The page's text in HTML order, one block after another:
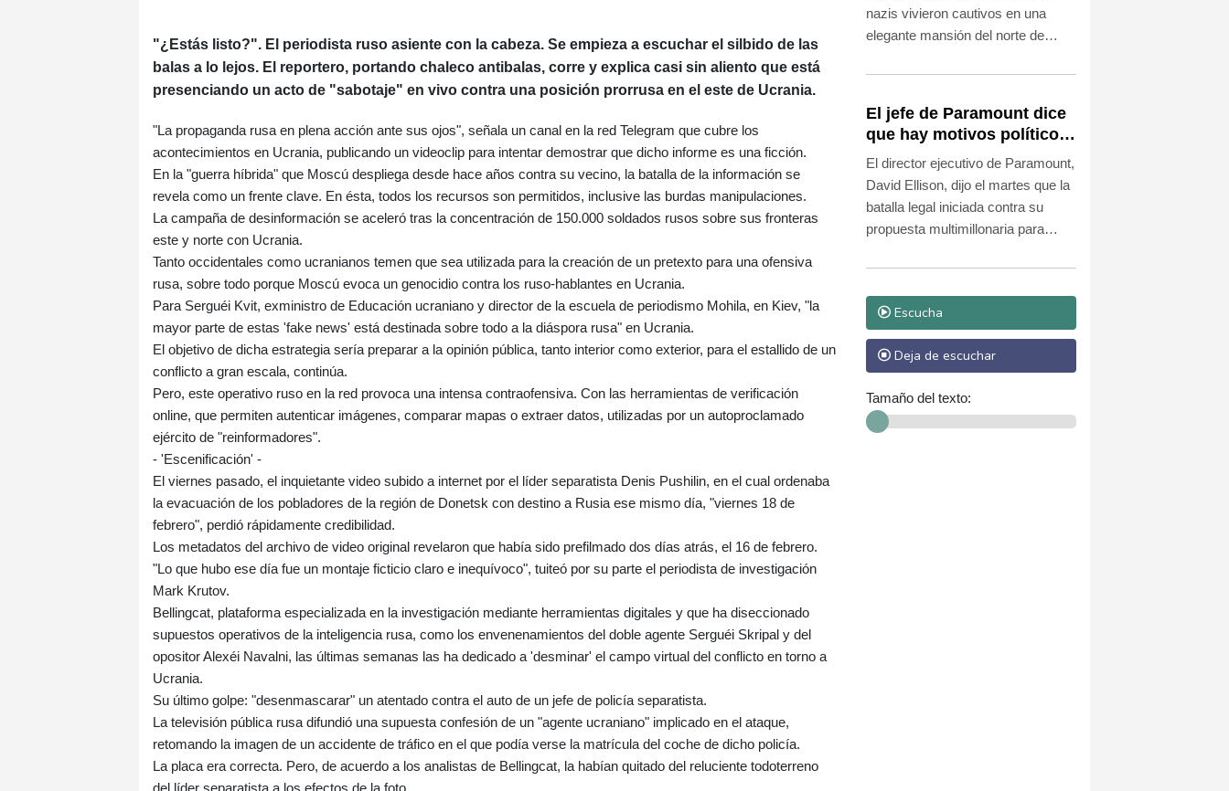
"¿Estás listo?". El periodista ruso asiente con la cabeza. Se empieza a escuchar el silbido de las
balas a lo lejos. El reportero, portando chaleco antibalas, corre y explica casi sin aliento que está
presenciando un acto de "sabotaje" en vivo contra una posición prorrusa en el este de Ucrania.
"La propaganda rusa en plena acción ante sus ojos", señala un canal en la red Telegram que cubre los
acontecimientos en Ucrania, publicando un videoclip para intentar demostrar que dicho informe es una ficción.
En la "guerra híbrida" que Moscú despliega desde hace años contra su vecino, la batalla de la información se
revela como un frente clave. En ésta, todos los recursos son permitidos, inclusive las burdas manipulaciones.
La campaña de desinformación se aceleró tras la concentración de 150.000 soldados rusos sobre sus fronteras
este y norte con Ucrania.
Tanto occidentales como ucranianos temen que sea utilizada para la creación de un pretexto para una ofensiva
rusa, sobre todo porque Moscú evoca un genocidio contra los ruso-hablantes en Ucrania.
Para Serguéi Kvit, exministro de Educación ucraniano y director de la escuela de periodismo Mohila, en Kiev, "la
mayor parte de estas 'fake news' está destinada sobre todo a la diáspora rusa" en Ucrania.
El objetivo de dicha estrategia sería preparar a la opinión pública, tanto interior como exterior, para el estallido de un
conflicto a gran escala, continúa.
Pero, este operativo ruso en la red provoca una intensa contraofensiva. Con las herramientas de verificación
online, que permiten autenticar imágenes, comparar mapas o extraer datos, utilizadas por un autoproclamado
ejército de "reinformadores".
- 'Escenificación' -
El viernes pasado, el inquietante video subido a internet por el líder separatista Denis Pushilin, en el cual ordenaba
la evacuación de los pobladores de la región de Donetsk con destino a Rusia ese mismo día, "viernes 18 de
febrero", perdió rápidamente credibilidad.
Los metadatos del archivo de video original revelaron que había sido prefilmado dos días atrás, el 16 de febrero.
"Lo que hubo ese día fue un montaje ficticio claro e inequívoco", tuiteó por su parte el periodista de investigación
Mark Krutov.
Bellingcat, plataforma especializada en la investigación mediante herramientas digitales y que ha diseccionado
supuestos operativos de la inteligencia rusa, como los envenenamientos del doble agente Serguéi Skripal y del
opositor Alexéi Navalni, las últimas semanas las ha dedicado a 'desminar' el campo virtual del conflicto en torno a
Ucrania.
Su último golpe: "desenmascarar" un atentado contra el auto de un jefe de policía separatista.
La televisión pública rusa difundió una supuesta confesión de un "agente ucraniano" implicado en el ataque,
retomando la imagen de un accidente de tráfico en el que podía verse la matrícula del coche de dicho policía.
La placa era correcta. Pero, de acuerdo a los analistas de Bellingcat, la habían quitado del reluciente todoterreno
nazis vivieron cautivos en una
elegante mansión del norte de
escuchaban sus conversaciones.
para contar una de las operaciones
de espionaje más discretas del
Reino Unido.
El jefe de Paramount dice
que hay motivos políticos
tras la pugna por la
compra de Warner Bros.
El director ejecutivo de Paramount,
David Ellison, dijo el martes que la
batalla legal iniciada contra su
propuesta multimillonaria para
está más impulsada por motivos
políticos que por preocupaciones
de mercado.
Escucha
Deja de escuchar
Tamaño del texto: